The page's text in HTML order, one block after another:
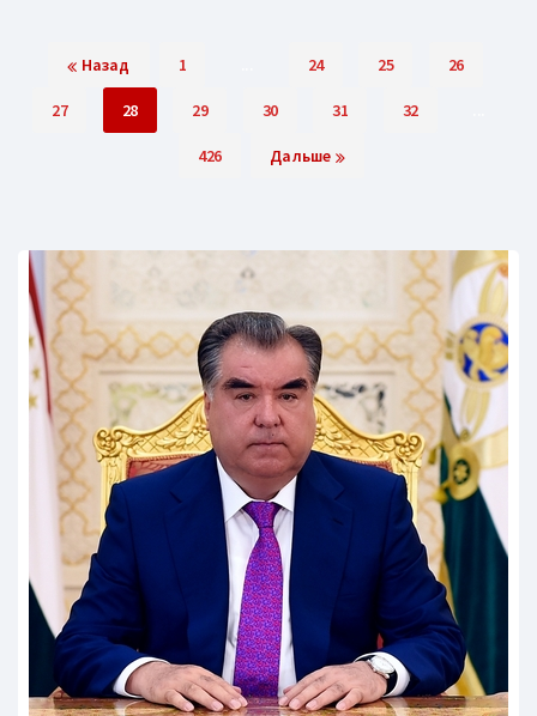
Назад 1 24 25 26
27 28 29 30 31 32
426 Дальше